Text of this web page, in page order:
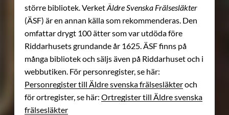
större bibliotek. VerketÄldre Svenska Frälsesläkter
(ÄSF) är en annan källa som rekommenderas. Den
omfattar drygt 100 ätter som var utdöda före
Riddarhusets grundande år 1625. ÄSF finns på
många bibliotek och säljs även på Riddarhuset och i
webbutiken. För personregister, se här:
Personregister till Äldre svenska frälsesläkteroch
för ortregister, se här: Ortregister till Äldre svenska
frälsesläkter